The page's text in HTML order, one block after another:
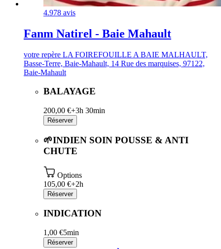
4.978 avis
Fanm Natirel - Baie Mahault
votre repère LA FOIREFOUILLE A BAIE MALHAULT,
Basse-Terre, Baie-Mahault, 14 Rue des marquises, 97122,
Baie-Mahault
BALAYAGE
200,00 €+3h 30min
Réserver
🌱INDIEN SOIN POUSSE & ANTI
CHUTE
Options
105,00 €+2h
Réserver
INDICATION
1,00 €5min
Réserver